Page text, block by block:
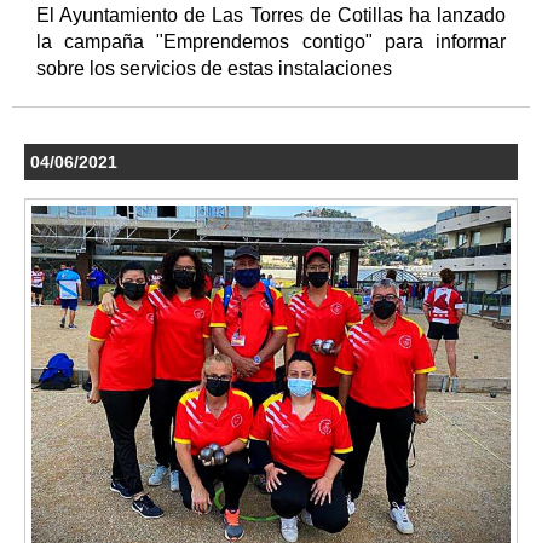
El Ayuntamiento de Las Torres de Cotillas ha lanzado
la campaña "Emprendemos contigo" para informar
sobre los servicios de estas instalaciones
04/06/2021